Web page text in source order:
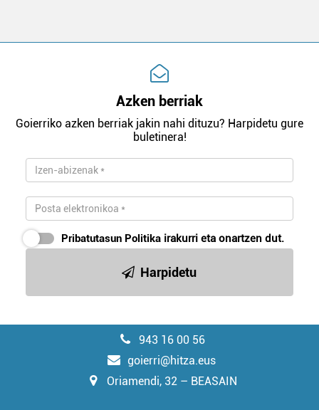
Azken berriak
Goierriko azken berriak jakin nahi dituzu? Harpidetu gure
buletinera!
Pribatutasun Politika irakurri eta onartzen dut.
Harpidetu
943 16 00 56
goierri@hitza.eus
Oriamendi, 32 – BEASAIN